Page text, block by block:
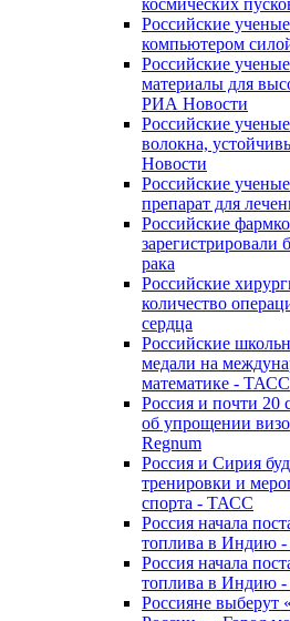
космических
Российские
компьютером
Российские
материалы для
РИА Новости
Российские
волокна,
Новости
Российские
препарат для
Российские
зарегистрировали
рака
Российские
количество
сердца
Российские
медали на
математике - ТАСС
Россия и почти 20
об упрощении
Regnum
Россия и Сирия
тренировки и
спорта - ТАСС
Россия начала
топлива в Индию
Россия начала
топлива в Индию
Россияне